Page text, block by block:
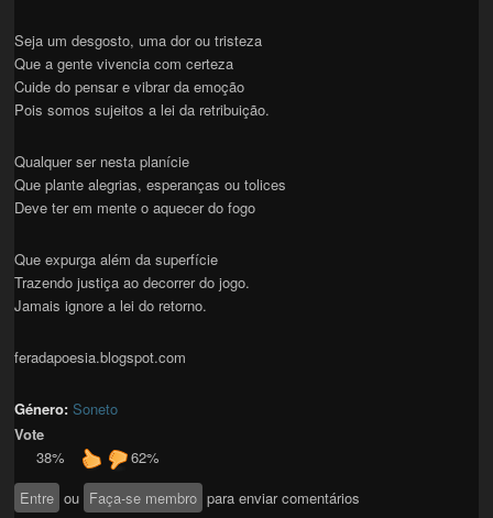
Seja um desgosto, uma dor ou tristeza
Que a gente vivencia com certeza
Cuide do pensar e vibrar da emoção
Pois somos sujeitos a lei da retribuição.
Qualquer ser nesta planície
Que plante alegrias, esperanças ou tolices
Deve ter em mente o aquecer do fogo
Que expurga além da superfície
Trazendo justiça ao decorrer do jogo.
Jamais ignore a lei do retorno.
feradapoesia.blogspot.com
Género:Soneto
Vote
38%
62%
Entre ou Faça-se membro para enviar comentários